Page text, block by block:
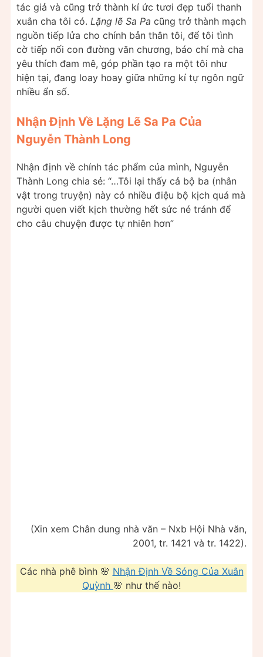
tác giả và cũng trở thành kí ức tươi đẹp tuổi thanh
xuân cha tôi có. Lặng lẽ Sa Pa cũng trở thành mạch
nguồn tiếp lửa cho chính bản thân tôi, để tôi tình
cờ tiếp nối con đường văn chương, báo chí mà cha
yêu thích đam mê, góp phần tạo ra một tôi như
hiện tại, đang loay hoay giữa những kí tự ngôn ngữ
nhiều ẩn số.
Nhận Định Về Lặng Lẽ Sa Pa Của
Nguyễn Thành Long
Nhận định về chính tác phẩm của mình, Nguyễn
Thành Long chia sẻ: “…Tôi lại thấy cả bộ ba (nhân
vật trong truyện) này có nhiều điệu bộ kịch quá mà
người quen viết kịch thường hết sức né tránh để
cho câu chuyện được tự nhiên hơn”
(Xin xem Chân dung nhà văn – Nxb Hội Nhà văn,
2001, tr. 1421 và tr. 1422).
Các nhà phê bình 🌸 Nhận Định Về Sóng Của Xuân
Quỳnh 🌸 như thế nào!